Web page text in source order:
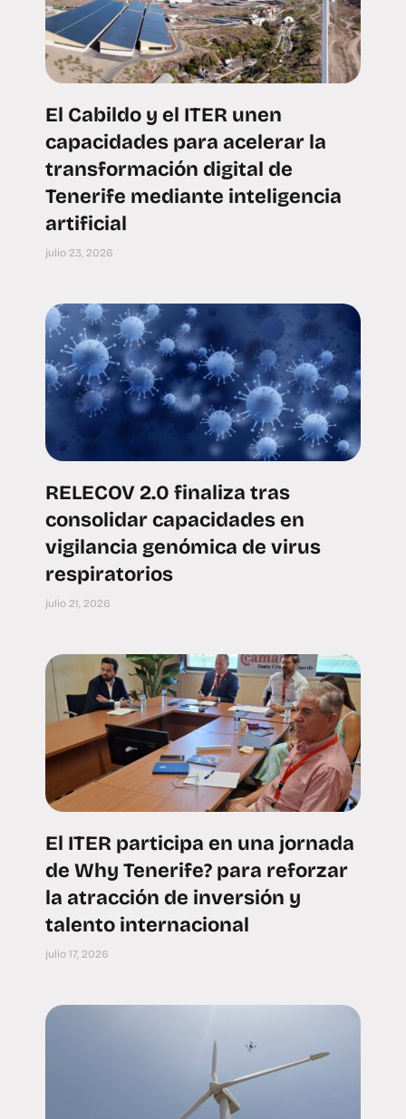
El Cabildo y el ITER unen
capacidades para acelerar la
transformación digital de
Tenerife mediante inteligencia
artificial
julio 23, 2026
RELECOV 2.0 finaliza tras
consolidar capacidades en
vigilancia genómica de virus
respiratorios
julio 21, 2026
El ITER participa en una jornada
de Why Tenerife? para reforzar
la atracción de inversión y
talento internacional
julio 17, 2026